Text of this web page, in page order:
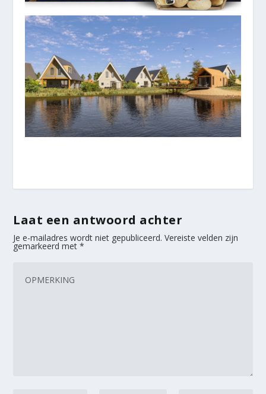
Laat een antwoord achter
Je e-mailadres wordt niet gepubliceerd. Vereiste velden zijn
gemarkeerd met*